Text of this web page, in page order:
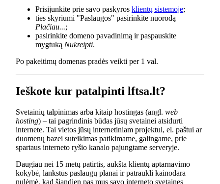
Prisijunkite prie savo paskyros klientų sistemoje;
ties skyriumi "Paslaugos" pasirinkite nuorodą
Plačiau...;
pasirinkite domeno pavadinimą ir paspauskite
mygtuką Nukreipti.
Po pakeitimų domenas pradės veikti per 1 val.
Ieškote kur patalpinti lftsa.lt?
Svetainių talpinimas arba kitaip hostingas (angl. web
hosting) – tai pagrindinis būdas jūsų svetainei atsidurti
internete. Tai vietos jūsų internetiniam projektui, el. paštui ar
duomenų bazei suteikimas patikimame, galingame, prie
spartaus interneto ryšio kanalo pajungtame serveryje.
Daugiau nei 15 metų patirtis, aukšta klientų aptarnavimo
kokybė, lankstūs paslaugų planai ir patraukli kainodara
nulėmė, kad šiandien pas mus savo interneto svetaines